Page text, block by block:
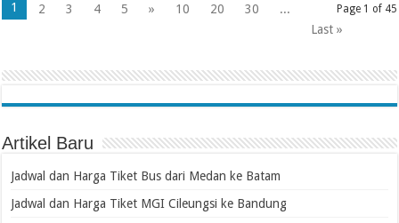
Page 1 of 45
1 2 3 4 5 » 10 20 30
...
Last »
Artikel Baru
Jadwal dan Harga Tiket Bus dari Medan ke Batam
Jadwal dan Harga Tiket MGI Cileungsi ke Bandung